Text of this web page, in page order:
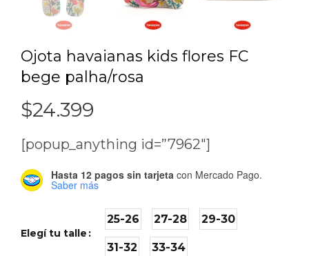
Ojota havaianas kids flores FC
bege palha/rosa
$24.399
[popup_anything id=”7962″]
Hasta 12 pagos sin tarjeta con Mercado Pago.
Saber más
Elegí tu talle
25-26 27-28 29-30
31-32 33-34